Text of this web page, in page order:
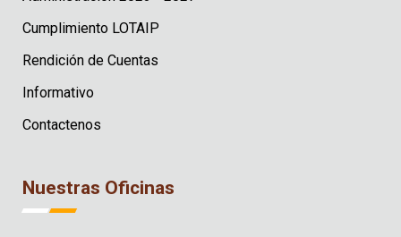
Cumplimiento LOTAIP
Rendición de Cuentas
Informativo
Contactenos
Nuestras Oficinas